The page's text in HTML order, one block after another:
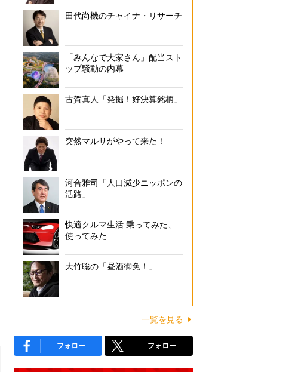
かつて中川氏がテレビブロスで担当した特集「くたばれ！！就職活
田代尚機のチャイナ・リサーチ
「みんなで大家さん」配当スト
ップ騒動の内幕
古賀真人「発掘！好決算銘柄」
突然マルサがやって来た！
河合雅司「人口減少ニッポンの
活路」
快適クルマ生活 乗ってみた、
使ってみた
大竹聡の「昼酒御免！」
一覧を見る
フォロー フォロー